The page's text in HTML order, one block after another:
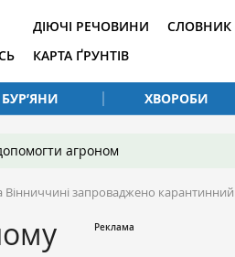
ДІЮЧІ РЕЧОВИНИ
КАРТА ҐРУНТІВ
БУР’ЯНИ ХВОРОБИ
агроном
Вінниччині запроваджено